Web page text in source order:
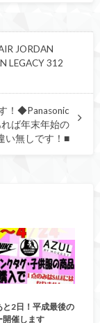
JORDAN
LEGACY 312
！◆Panasonic
ば年末年始の
い無しです！■
ファッション
2日！平成最後の
開催します